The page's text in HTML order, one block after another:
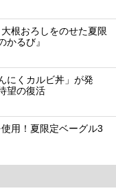
根おろしをのせた夏限
かるび』
にくカルビ丼」が発
望の復活
用！夏限定ベーグル3